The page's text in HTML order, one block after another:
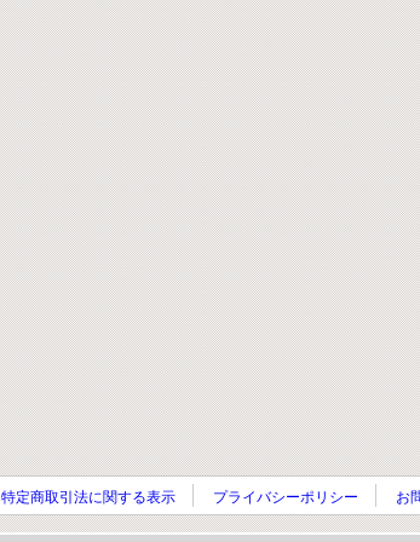
特定商取引法に関する表示 プライバシーポリシー お